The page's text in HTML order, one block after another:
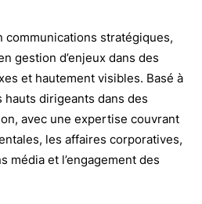
communications stratégiques,
gestion d’enjeux dans des
et hautement visibles. Basé à
dirigeants dans des
avec une expertise couvrant
les affaires corporatives,
média et l’engagement des